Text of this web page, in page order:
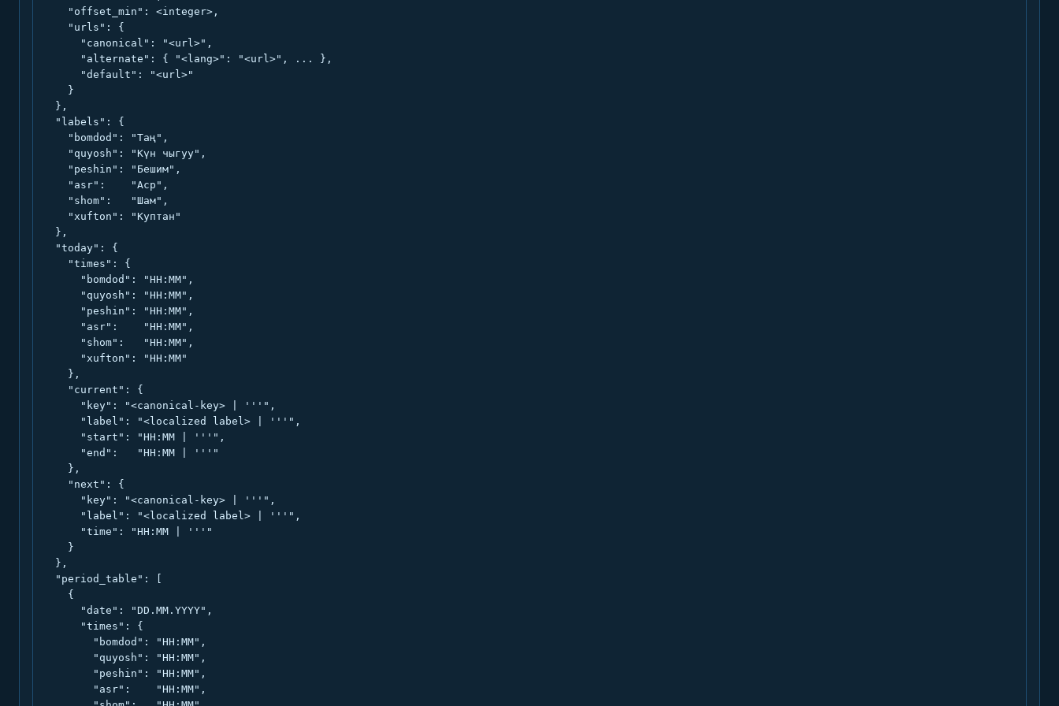
    "offset_min": <integer>,
    "urls": {
      "canonical": "<url>",
      "alternate": { "<lang>": "<url>", ... },
      "default": "<url>"
    }
  },
  "labels": {
    "bomdod": "Таң",
    "quyosh": "Күн чыгуу",
    "peshin": "Бешим",
    "asr":    "Аср",
    "shom":   "Шам",
    "xufton": "Куптан"
  },
  "today": {
    "times": {
      "bomdod": "HH:MM",
      "quyosh": "HH:MM",
      "peshin": "HH:MM",
      "asr":    "HH:MM",
      "shom":   "HH:MM",
      "xufton": "HH:MM"
    },
    "current": {
      "key": "<canonical-key> | '''",
      "label": "<localized label> | '''",
      "start": "HH:MM | '''",
      "end":   "HH:MM | '''"
    },
    "next": {
      "key": "<canonical-key> | '''",
      "label": "<localized label> | '''",
      "time": "HH:MM | '''"
    }
  },
  "period_table": [
    {
      "date": "DD.MM.YYYY",
      "times": {
        "bomdod": "HH:MM",
        "quyosh": "HH:MM",
        "peshin": "HH:MM",
        "asr":    "HH:MM",